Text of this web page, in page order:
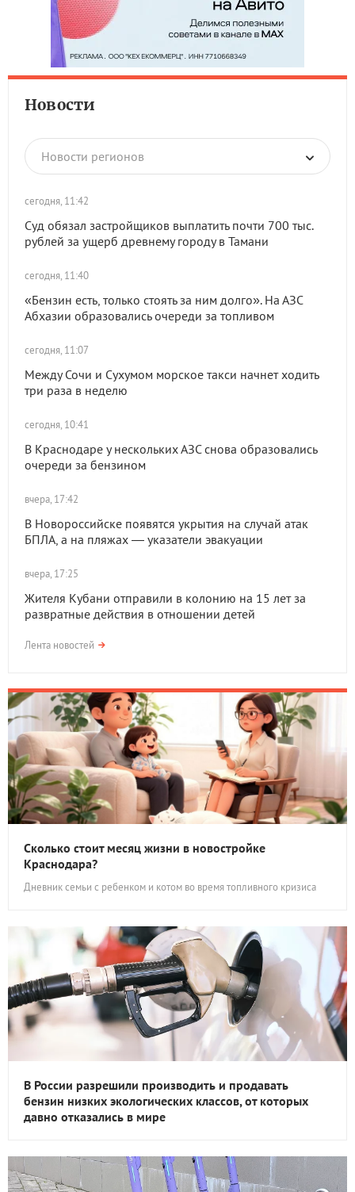
Новости
Новости регионов
сегодня, 11:42
Суд обязал застройщиков выплатить почти 700 тыс.
рублей за ущерб древнему городу в Тамани
сегодня, 11:40
«Бензин есть, только стоять за ним долго». На АЗС
Абхазии образовались очереди за топливом
сегодня, 11:07
Между Сочи и Сухумом морское такси начнет ходить
три раза в неделю
сегодня, 10:41
В Краснодаре у нескольких АЗС снова образовались
очереди за бензином
вчера, 17:42
В Новороссийске появятся укрытия на случай атак
БПЛА, а на пляжах — указатели эвакуации
вчера, 17:25
Жителя Кубани отправили в колонию на 15 лет за
развратные действия в отношении детей
Лента новостей
Сколько стоит месяц жизни в новостройке
Краснодара?
Дневник семьи с ребенком и котом во время топливного кризиса
В России разрешили производить и продавать
бензин низких экологических классов, от которых
давно отказались в мире